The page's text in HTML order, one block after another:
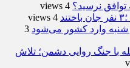
توافق نرسید؟ 4 views
4 views
شنبه وارد کشور می‌شود 3
با جنگ روایی دشمن؛ تلاش